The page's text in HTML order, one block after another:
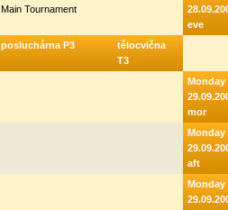
Main Tournament
eve
posluchárna P3
tělocvična
T3
Monday
mor
Monday
aft
Monday